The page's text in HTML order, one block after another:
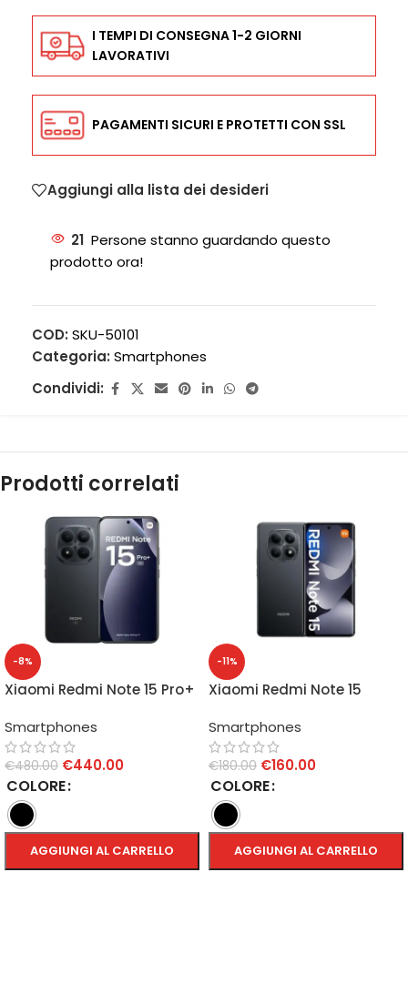
I TEMPI DI CONSEGNA 1-2 GIORNI
LAVORATIVI
PAGAMENTI SICURI E PROTETTI CON SSL
Aggiungi alla lista dei desideri
21 Persone stanno guardando questo
prodotto ora!
COD: SKU-50101
Categoria: Smartphones
Condividi:
Prodotti correlati
-8%
Xiaomi Redmi Note 15 Pro+
Smartphones
€480.00 €440.00
COLORE
AGGIUNGI AL CARRELLO
-11%
Xiaomi Redmi Note 15
Smartphones
€180.00 €160.00
COLORE
AGGIUNGI AL CARRELLO